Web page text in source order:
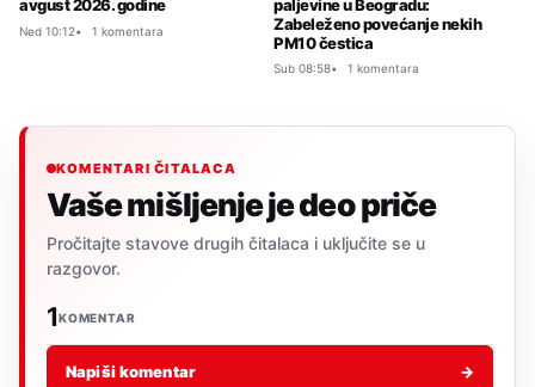
avgust 2026. godine
Ned 10:12 1 komentara
paljevine u Beogradu:
Zabeleženo povećanje nekih
PM10 čestica
Sub 08:58 1 komentara
KOMENTARI ČITALACA
Vaše mišljenje je deo priče
Pročitajte stavove drugih čitalaca i uključite se u
razgovor.
1KOMENTAR
Napiši komentar →